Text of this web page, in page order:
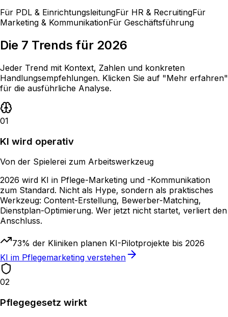
Für PDL & EinrichtungsleitungFür HR & RecruitingFür
Marketing & KommunikationFür Geschäftsführung
Die 7 Trends für 2026
Jeder Trend mit Kontext, Zahlen und konkreten
Handlungsempfehlungen. Klicken Sie auf "Mehr erfahren"
für die ausführliche Analyse.
01
KI wird operativ
Von der Spielerei zum Arbeitswerkzeug
2026 wird KI in Pflege-Marketing und -Kommunikation
zum Standard. Nicht als Hype, sondern als praktisches
Werkzeug: Content-Erstellung, Bewerber-Matching,
Dienstplan-Optimierung. Wer jetzt nicht startet, verliert den
Anschluss.
73% der Kliniken planen KI-Pilotprojekte bis 2026
KI im Pflegemarketing verstehen
02
Pflegegesetz wirkt